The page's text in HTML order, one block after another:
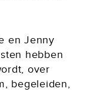
en Jenny
hebben
over
begeleiden,